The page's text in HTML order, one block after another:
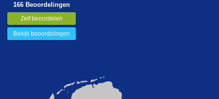
166 Beoordelingen
Zelf beoordelen
Bekijk beoordelingen